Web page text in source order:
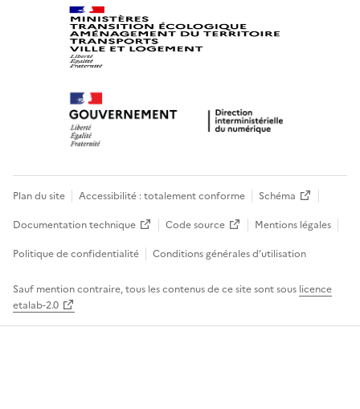
Plan du site Accessibilité : totalement conforme
Schéma
Documentation technique
Code source
Mentions légales
Politique de confidentialité
Conditions générales d’utilisation
Sauf mention contraire, tous les contenus de ce site sont sous licence
etalab-2.0